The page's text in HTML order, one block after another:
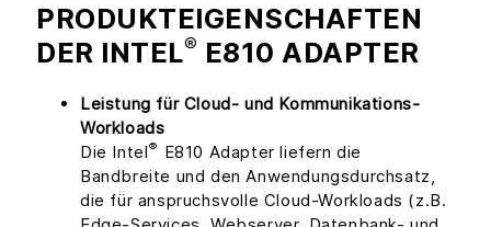
PRODUKTEIGENSCHAFTEN
DER INTEL® E810 ADAPTER
Leistung für Cloud- und Kommunikations-
Workloads
Die Intel® E810 Adapter liefern die
Bandbreite und den Anwendungsdurchsatz,
die für anspruchsvolle Cloud-Workloads (z.B.